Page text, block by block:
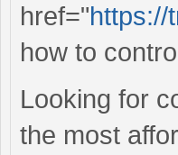
href="https://
how to
Looking for
the most